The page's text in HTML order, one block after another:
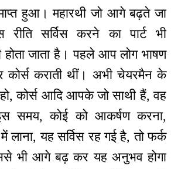
हुआ। महारथी जो आगे बढ़ते जा
सर्विस करने का पार्ट भी
जाता है। पहले आप लोग भाषण
कराती थीं। अभी चेयरमैन के
कोर्स आदि आपके जो साथी हैं, वह
समय, कोई को आकर्षण करना,
लाना, यह सर्विस रह गई है, तो फर्क
भी आगे बढ़ कर यह अनुभव होगा